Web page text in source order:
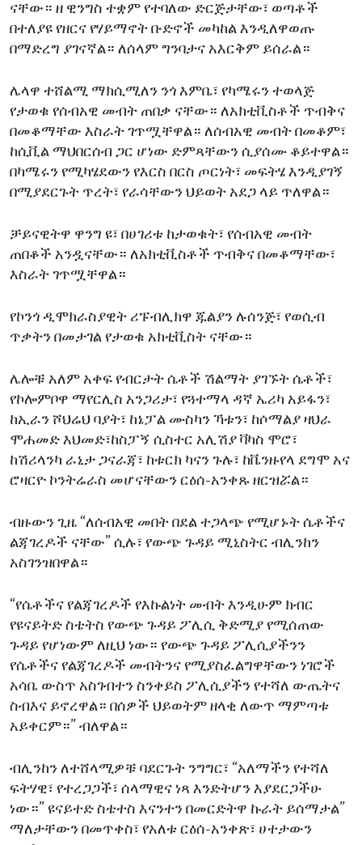
ናቸው። ዘ ዊንግስ ተቋም የተባለው ድርጅታቸው፣ ወጣቶች
በተለያዩ የዘርና የሃይማኖት ቡድኖች መካከል እንዲለዋወጡ
በማድረግ ያገናኛል። ለሰላም ግንባታና አእርቅም ይሰራል።
ሌላዋ ተሸልሚ ማክሲሚለን ንጎ እምቤ፣ የካሜሩን ተወላጅ
የታወቁ የሰብአዊ መብት ጠበቃ ናቸው። ለአክቲቪስቶች ጥብቅና
በመቆማቸው እስራት ገጥሟቸዋል። ለሰብአዊ መብት በመቆም፣
ከሲቪል ማህበርሰብ ጋር ሆነው ድምጻቸውን ሲያሰሙ ቆይተዋል።
በካሜሩን የሚካሄደውን የእርስ በርስ ጦርነት፣ መፍትሄ እንዲያገኝ
በሚያደርጉት ጥረት፣ የራሳቸውን ህይወት አደጋ ላይ ጥለዋል።
ቻይናዊትዋ ዋንግ ዩ፣ በሀገሪቱ ከታወቁት፣ የሰብአዊ መብት
ጠበቆች አንዷናቸው። ለአክቲቪስቶች ጥብቅና በመቆማቸው፣
እስራት ገጥሟቸዋል።
የኮንጎ ዲሞክራስያዊት ሪፑብሊክዋ ጁልያን ሉሰንጅ፣ የወሲብ
ጥቃትን በመታገል የታወቁ አክቲቪስት ናቸው።
ሌሎቹ አለም አቀፍ የብርታት ሴቶች ሽልማት ያገኙት ሴቶች፣
የኮሎምቦዋ ማየርሊስ አንጋሪታ፣ የጓተማላ ዳኛ ኤሪካ አይፋን፣
ከኢራን ሾህሬህ ባያት፣ ከኔፓል ሙስካን ኻቱን፣ ከሶማልያ ዛህራ
ሞሐመድ እህመድ፣ከስፓኝ ሲስተር አሊሽያ ቫካስ ሞሮ፣
ከሽሪላንካ ራኒታ ጋናራጃ፣ ከቱርክ ካናን ጉሉ፣ ከቬንዙየላ ደግሞ አና
ሮዛርዮ ኮንትሬራስ መሆናቸውን ርዕሰ-አንቀጹ ዘርዝሯል።
ብዙውን ጊዜ “ለሰብአዊ መበት በደል ተጋላጭ የሚሆኑት ሴቶችና
ልጃገረዶች ናቸው” ሲሉ፣ የውጭ ጉዳይ ሚኒስትር ብሊንከን
አስገንዝበዋል።
“የሴቶችና የልጃገረዶች የእኩልነት መብት እንዲሁም ክብር
የዩናይትድ ስቴትስ የውጭ ጉዳይ ፖሊሲ ቅድሚያ የሚሰጠው
ጉዳይ የሆነውም ለዚህ ነው። የውጭ ጉዳይ ፖሊሲያችንን
የሴቶችና የልጃገረዶች መብትንና የሚያስፈልግዋቸውን ነገሮች
አሳቤ ውስጥ አስገብተን ስንቀይስ ፖሊሲያችን የተሻለ ውጤትና
ስብእና ይኖረዋል። በሰዎች ህይወትም ዘላቂ ለውጥ ማምጣቱ
አይቀርም።” ብለዋል።
ብሊንከን ለተሸላሚዎቹ ባደርጉት ንግግር፣ “አለማችን የተሻለ
ፍትሃዊ፣ የተረጋጋች፣ ሰላማዊና ነጻ እንድትሆን እያደርጋችሁ
ነው።” ዩናይተድ ስቴተስ እናንተን በመርድትዋ ኩራት ይሰማታል”
ማለታቸውን በመጥቀስ፣ የአለቱ ርዕሰ-አንቀጽ፣ ሀተታውን